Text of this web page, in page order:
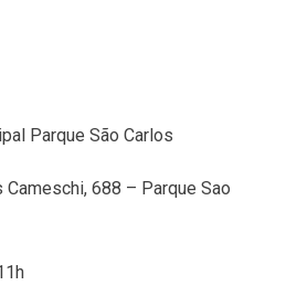
Parque São Carlos
Cameschi, 688 – Parque Sao